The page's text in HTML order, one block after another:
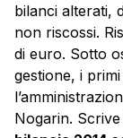
bilanci alterati,
non riscossi.
di euro. Sotto
gestione, i
Nogarin.